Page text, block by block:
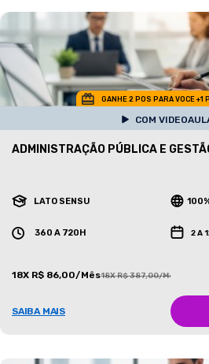
GANHE 2 POS PARA VOCE +1
COM
ADMINISTRAÇÃO PÚBLICA E
LATO SENSU
360 A 720H 2 A
18X R$ 86,00/Mês18X R$ 387,00/Mês
SAIBA MAIS